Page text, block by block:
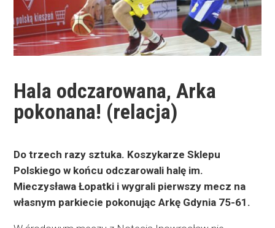
Hala odczarowana, Arka
pokonana! (relacja)
Do trzech razy sztuka. Koszykarze Sklepu
Polskiego w końcu odczarowali halę im.
Mieczysława Łopatki i wygrali pierwszy mecz na
własnym parkiecie pokonując Arkę Gdynia 75-61.